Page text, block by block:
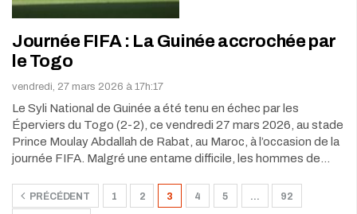
Journée FIFA : La Guinée accrochée par
le Togo
vendredi, 27 mars 2026 à 17h:17
Le Syli National de Guinée a été tenu en échec par les
Éperviers du Togo (2-2), ce vendredi 27 mars 2026, au stade
Prince Moulay Abdallah de Rabat, au Maroc, à l’occasion de la
journée FIFA. Malgré une entame difficile, les hommes de…
PRÉCÉDENT 1 2 3 4 5 … 92